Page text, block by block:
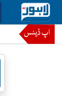
اپ ڈیٹس